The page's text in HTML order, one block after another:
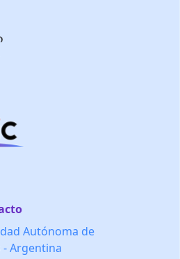
Autónoma de
- Argentina